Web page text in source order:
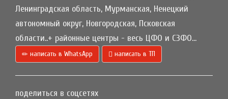
Ленинградская область, Мурманская, Ненецкий
автономный округ, Новгородская, Псковская
области..+ районные центры - весь ЦФО и СЗФО...
написать в WhatsApp написать в ТП
поделиться в соцсетях